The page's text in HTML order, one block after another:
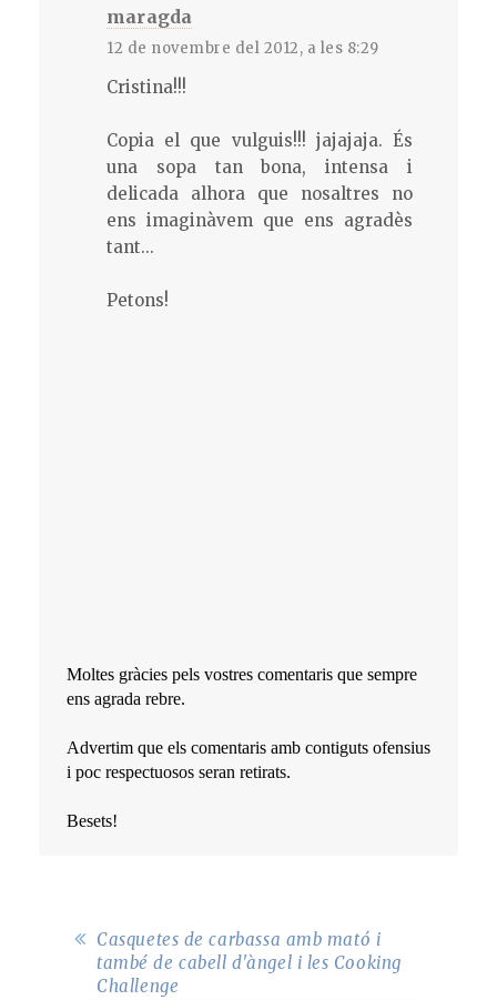
maragda
12 de novembre del 2012, a les 8:29
Cristina!!!
Copia el que vulguis!!! jajajaja. És
una sopa tan bona, intensa i
delicada alhora que nosaltres no
ens imaginàvem que ens agradès
tant...
Petons!
Moltes gràcies pels vostres comentaris que sempre
ens agrada rebre.
Advertim que els comentaris amb contiguts ofensius
i poc respectuosos seran retirats.
Besets!
Casquetes de carbassa amb mató i
també de cabell d'àngel i les Cooking
Challenge